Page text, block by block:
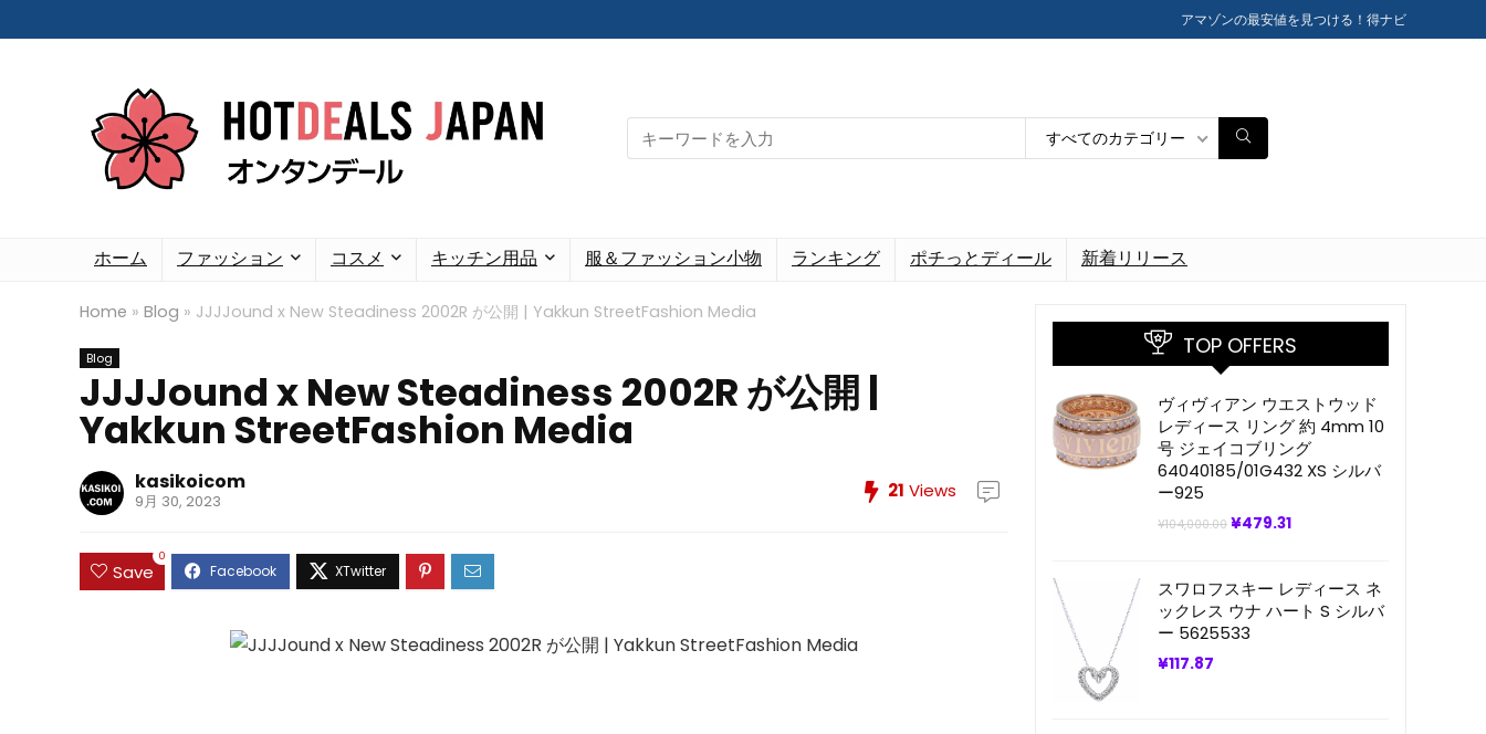
アマゾンの最安値を見つける！得ナビ
Search
for:
すべてのカテゴリー
ホーム ファッション コスメ キッチン用品 服＆ファッション小物 ランキング ポチっとディール 新着リリース
Home » Blog » JJJJound x New Steadiness 2002R が公開 | Yakkun StreetFashion Media
Blog
JJJJound x New Steadiness 2002R が公開 |
Yakkun StreetFashion Media
kasikoicom
9月 30, 2023 21 Views
Save
0
TOP OFFERS
ヴィヴィアン ウエストウッド
レディース リング 約 4mm 10
号 ジェイコブリング
64040185/01G432 XS シルバ
ー925
¥104,000.00 元
は
¥104,000.00
で
し
¥479.31現
格
は
¥479.31
スワロフスキー レディース ネ
ックレス ウナ ハート S シルバ
ー 5625533
¥117.87